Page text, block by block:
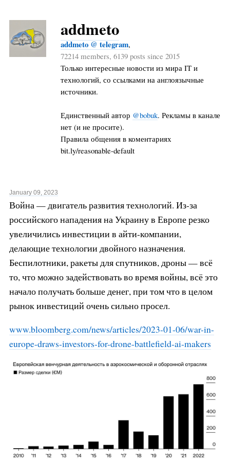
addmeto
addmeto @ telegram,
72214 members, 6139 posts since 2015
Только интересные новости из мира IT и
технологий, со ссылками на англоязычные
источники.
Единственный автор @bobuk. Рекламы в канале
нет (и не просите).
Правила общения в коментариях
bit.ly/reasonable-default
January 09, 2023
Война — двигатель развития технологий. Из-за
российского нападения на Украину в Европе резко
увеличились инвестиции в айти-компании,
делающие технологии двойного назначения.
Беспилотники, ракеты для спутников, дроны — всё
то, что можно задействовать во время войны, всё это
начало получать больше денег, при том что в целом
рынок инвестиций очень сильно просел.
www.bloomberg.com/news/articles/2023-01-06/war-in-
europe-draws-investors-for-drone-battlefield-ai-makers